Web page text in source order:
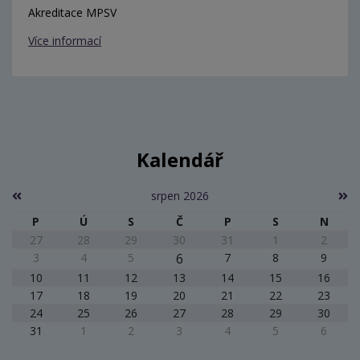
Akreditace MPSV
Více informací
Kalendář
srpen 2026
P
Ú S Č P S
N
27
28 29 30 31 1
2
3
4 5 6 7 8
9
10
11 12 13 14 15
16
17
18 19 20 21 22
23
24
25 26 27 28 29
30
31
1 2 3 4 5 6